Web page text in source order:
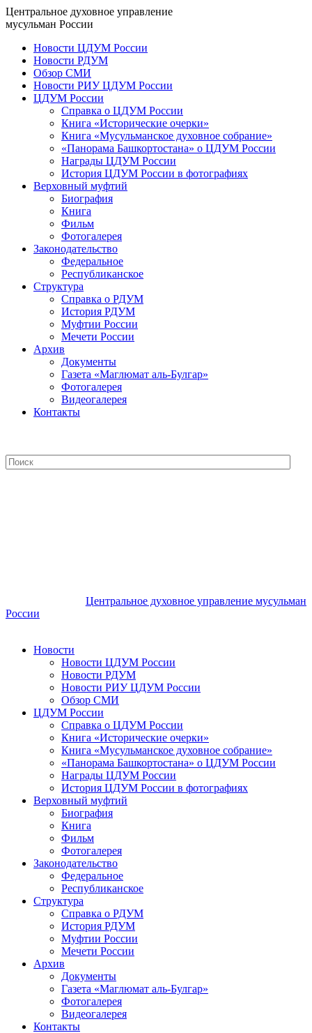
Центральное духовное управление
мусульман России
Новости ЦДУМ России
Новости РДУМ
Обзор СМИ
Новости РИУ ЦДУМ России
ЦДУМ России
Справка о ЦДУМ России
Книга «Исторические очерки»
Книга «Мусульманское духовное собрание»
«Панорама Башкортостана» о ЦДУМ России
Награды ЦДУМ России
История ЦДУМ России в фотографиях
Верховный муфтий
Биография
Книга
Фильм
Фотогалерея
Законодательство
Федеральное
Республиканское
Структура
Справка о РДУМ
История РДУМ
Муфтии России
Мечети России
Архив
Документы
Газета «Маглюмат аль-Булгар»
Фотогалерея
Видеогалерея
Контакты
Центральное духовное управление мусульман
России
Новости
Новости ЦДУМ России
Новости РДУМ
Новости РИУ ЦДУМ России
Обзор СМИ
ЦДУМ России
Справка о ЦДУМ России
Книга «Исторические очерки»
Книга «Мусульманское духовное собрание»
«Панорама Башкортостана» о ЦДУМ России
Награды ЦДУМ России
История ЦДУМ России в фотографиях
Верховный муфтий
Биография
Книга
Фильм
Фотогалерея
Законодательство
Федеральное
Республиканское
Структура
Справка о РДУМ
История РДУМ
Муфтии России
Мечети России
Архив
Документы
Газета «Маглюмат аль-Булгар»
Фотогалерея
Видеогалерея
Контакты